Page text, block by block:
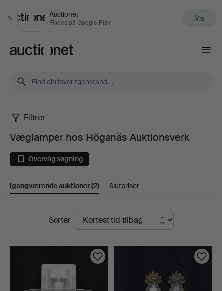
Luk
Auctionet
Findes på Google Play Vis
Væglamper
hos
Höganäs
Auktionsverk
Filtrer
Væglamper hos Höganäs Auktionsverk
Overvåg søgning
Igangværende auktioner(2) Slutpriser
Igangværende
Sorter